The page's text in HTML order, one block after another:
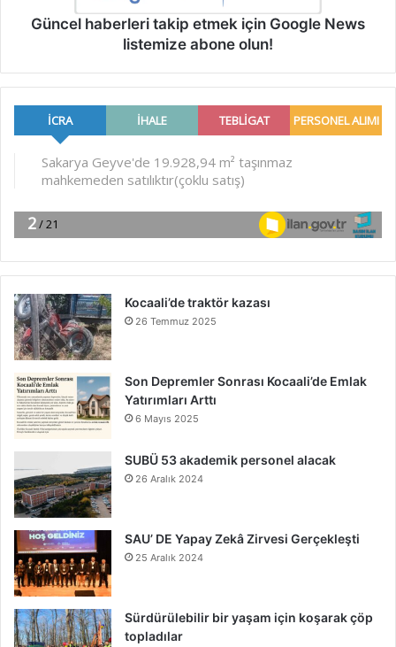
Güncel haberleri takip etmek için Google News
listemize abone olun!
Kocaali’de traktör kazası
26 Temmuz 2025
Son Depremler Sonrası Kocaali’de Emlak
Yatırımları Arttı
6 Mayıs 2025
SUBÜ 53 akademik personel alacak
26 Aralık 2024
SAU’ DE Yapay Zekâ Zirvesi Gerçekleşti
25 Aralık 2024
Sürdürülebilir bir yaşam için koşarak çöp
topladılar